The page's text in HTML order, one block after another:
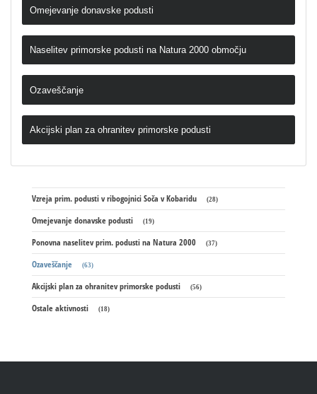
Omejevanje donavske podusti
Naselitev primorske podusti na Natura 2000 območju
Ozaveščanje
Akcijski plan za ohranitev primorske podusti
Vzreja prim. podusti v ribogojnici Soča v Kobaridu (28)
Omejevanje donavske podusti (19)
Ponovna naselitev prim. podusti na Natura 2000 (37)
Ozaveščanje (63)
Akcijski plan za ohranitev primorske podusti (56)
Ostale aktivnosti (18)